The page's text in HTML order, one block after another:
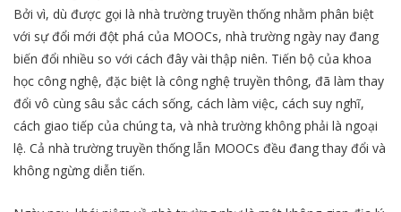
Bởi vì, dù được gọi là nhà trường truyền thống nhằm phân biệt
với sự đổi mới đột phá của MOOCs, nhà trường ngày nay đang
biến đổi nhiều so với cách đây vài thập niên. Tiến bộ của khoa
học công nghệ, đặc biệt là công nghệ truyền thông, đã làm thay
đổi vô cùng sâu sắc cách sống, cách làm việc, cách suy nghĩ,
cách giao tiếp của chúng ta, và nhà trường không phải là ngoại
lệ. Cả nhà trường truyền thống lẫn MOOCs đều đang thay đổi và
không ngừng diễn tiến.